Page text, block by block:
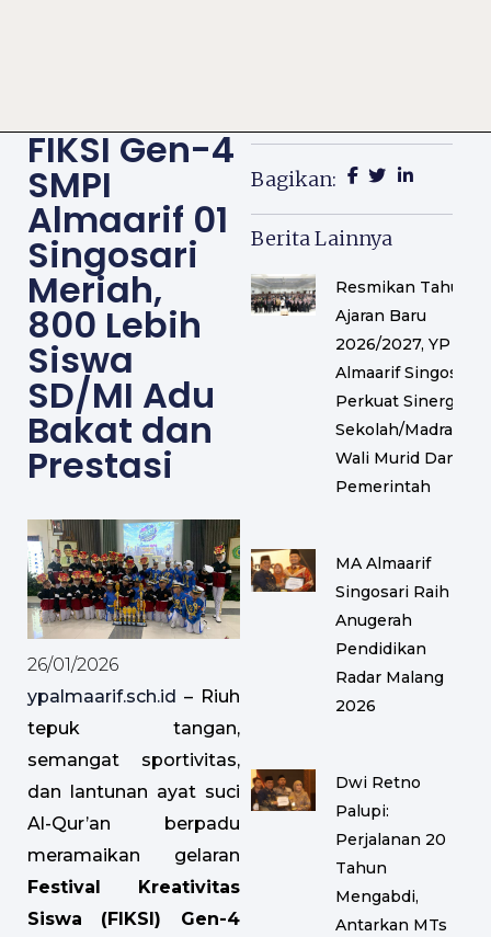
FIKSI Gen-4
SMPI
Almaarif 01
Singosari
Meriah,
800 Lebih
Siswa
SD/MI Adu
Bakat dan
Prestasi
26/01/2026
ypalmaarif.sch.id – Riuh
tepuk tangan,
semangat sportivitas,
dan lantunan ayat suci
Al-Qur’an berpadu
meramaikan gelaran
Festival Kreativitas
Siswa (FIKSI) Gen-4
Bagikan:
Berita Lainnya
Resmikan Tahun
Ajaran Baru
2026/2027, YP
Almaarif Singosari
Perkuat Sinergi
Sekolah/Madrasah,
Wali Murid Dan
Pemerintah
MA Almaarif
Singosari Raih
Anugerah
Pendidikan
Radar Malang
2026
Dwi Retno
Palupi:
Perjalanan 20
Tahun
Mengabdi,
Antarkan MTs